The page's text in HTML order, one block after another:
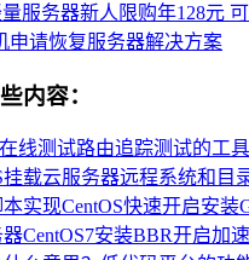
量服务器新人限购年128元
申请恢复服务器解决方案
内容：
在线测试路由追踪测试的工具
挂载云服务器远程系统和目
实现CentOS快速开启安装
CentOS7安装BBR开启加